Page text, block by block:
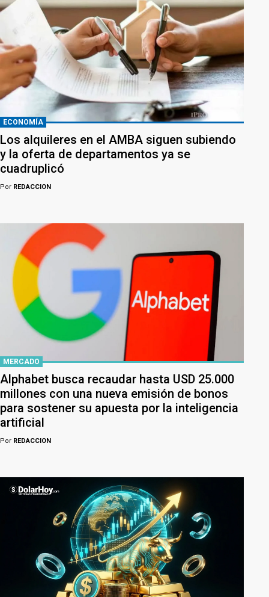
ECONOMÍA
Los alquileres en el AMBA siguen subiendo
y la oferta de departamentos ya se
cuadruplicó
Por REDACCION
MERCADO
Alphabet busca recaudar hasta USD 25.000
millones con una nueva emisión de bonos
para sostener su apuesta por la inteligencia
artificial
Por REDACCION